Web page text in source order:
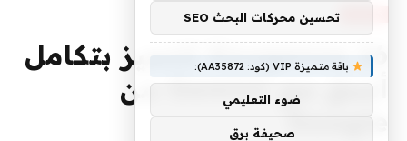
Oxygenos 16 لتتميز بتكامل
أعمق مع Gemini من
Google
تحسين محركات البحث SEO
باقة متميزة VIP (كود: AA35872):
ضوء التعليمي
صحيفة برق